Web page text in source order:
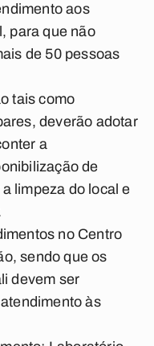
aos
para que não
de 50 pessoas
tais como
deverão adotar
a
de
limpeza do local e
no Centro
sendo que os
devem ser
às